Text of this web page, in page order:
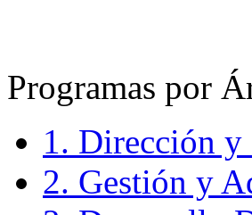
Programas por
1. Dirección y
2. Gestión y